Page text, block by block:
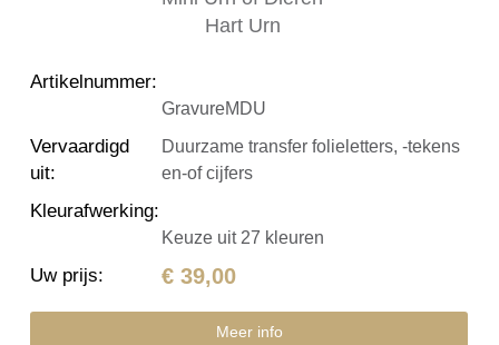
Artikelnummer:
GravureMDU
Vervaardigd
uit:
Duurzame transfer folieletters, -tekens
en-of cijfers
Kleurafwerking:
Keuze uit 27 kleuren
Uw prijs: € 39,00
Meer info